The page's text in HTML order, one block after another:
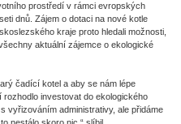
prostředí v rámci evropských
dnů. Zájem o dotaci na nové kotle
kraje proto hledali možnosti,
aktuální zájemce o ekologické
čadící kotel a aby se nám lépe
investovat do ekologického
vyřizováním administrativy, ale přidáme